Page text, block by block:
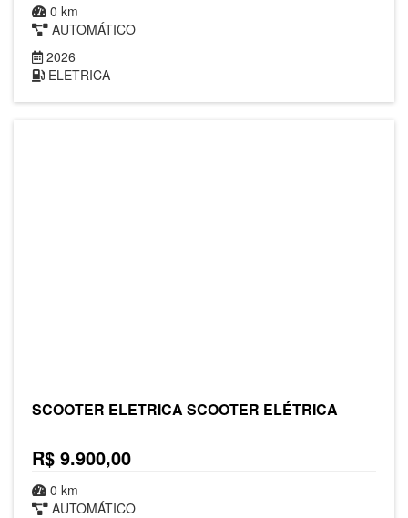
0 km
AUTOMÁTICO
2026
ELETRICA
SCOOTER ELETRICA SCOOTER ELÉTRICA
R$ 9.900,00
0 km
AUTOMÁTICO